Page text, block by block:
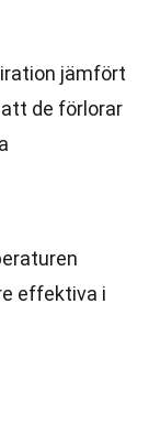
jämfört
de förlorar
effektiva i